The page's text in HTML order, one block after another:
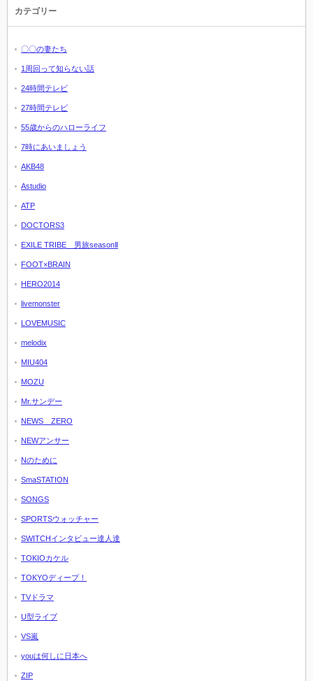
カテゴリー
〇〇の妻たち
1周回って知らない話
24時間テレビ
27時間テレビ
55歳からのハローライフ
7時にあいましょう
AKB48
Astudio
ATP
DOCTORS3
EXILE TRIBE 男旅seasonⅡ
FOOT×BRAIN
HERO2014
livemonster
LOVEMUSIC
melodix
MIU404
MOZU
Mr.サンデー
NEWS ZERO
NEWアンサー
Nのために
SmaSTATION
SONGS
SPORTSウォッチャー
SWITCHインタビュー達人達
TOKIOカケル
TOKYOディープ！
TVドラマ
U型ライブ
VS嵐
youは何しに日本へ
ZIP